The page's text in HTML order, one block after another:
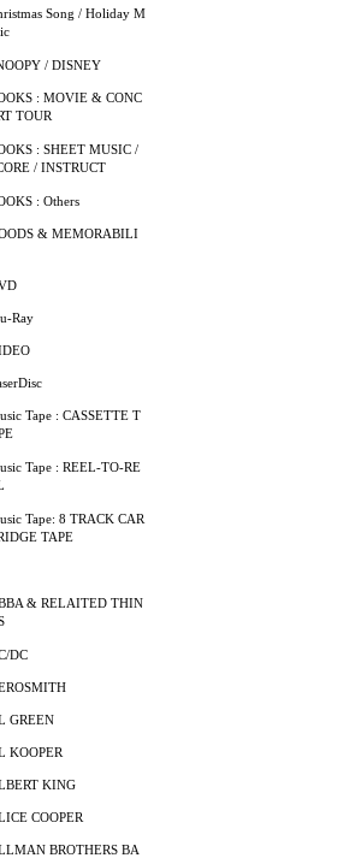
Song / Holiday M
/ DISNEY
: MOVIE & CONC
TOUR
: SHEET MUSIC /
/ INSTRUCT
: Others
& MEMORABILI
Ray
Tape : CASSETTE T
Tape : REEL-TO-RE
Tape: 8 TRACK CAR
TAPE
& RELAITED THIN
DC
GREEN
KOOPER
KING
COOPER
BROTHERS BA